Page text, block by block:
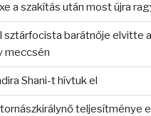
a szakítás után most újra
sztárfocista barátnője elvitte
meccsén
Shani-t hívtuk el
teljesítménye